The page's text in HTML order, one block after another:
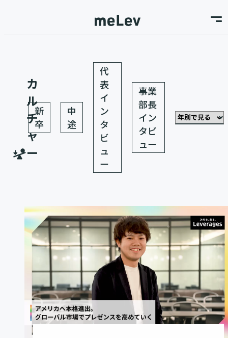
カ
ル
チ
ャ
ー
新
卒
中
途
代
表
イ
ン
タ
ビ
ュ
ー
事業
部長
イン
タビ
ュー